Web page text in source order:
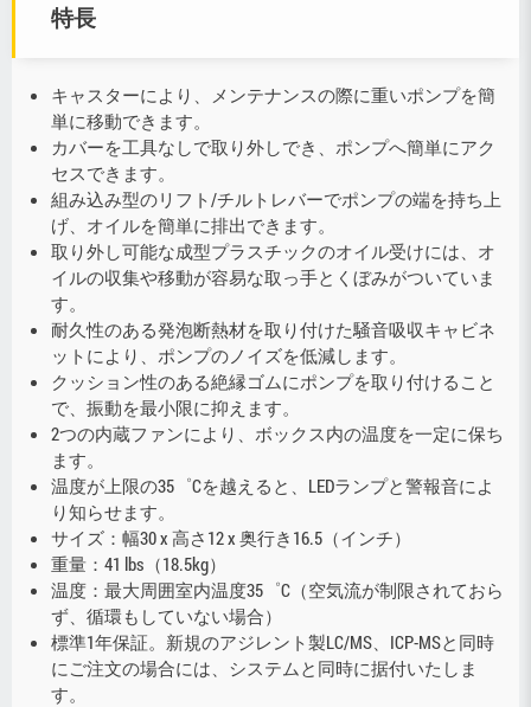
特長
キャスターにより、メンテナンスの際に重いポンプを簡
単に移動できます。
カバーを工具なしで取り外しでき、ポンプへ簡単にアク
セスできます。
組み込み型のリフト/チルトレバーでポンプの端を持ち上
げ、オイルを簡単に排出できます。
取り外し可能な成型プラスチックのオイル受けには、オ
イルの収集や移動が容易な取っ手とくぼみがついていま
す。
耐久性のある発泡断熱材を取り付けた騒音吸収キャビネ
ットにより、ポンプのノイズを低減します。
クッション性のある絶縁ゴムにポンプを取り付けること
で、振動を最小限に抑えます。
2つの内蔵ファンにより、ボックス内の温度を一定に保ち
ます。
温度が上限の35゜Cを越えると、LEDランプと警報音によ
り知らせます。
サイズ：幅30 x 高さ12 x 奥行き16.5（インチ）
重量：41 lbs（18.5kg）
温度：最大周囲室内温度35゜C（空気流が制限されておら
ず、循環もしていない場合）
標準1年保証。新規のアジレント製LC/MS、ICP-MSと同時
にご注文の場合には、システムと同時に据付いたしま
す。